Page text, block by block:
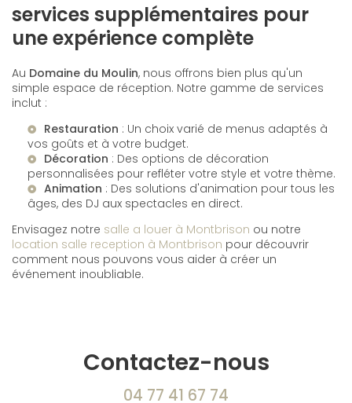
services supplémentaires pour
une expérience complète
Au Domaine du Moulin, nous offrons bien plus qu'un
simple espace de réception. Notre gamme de services
inclut :
Restauration : Un choix varié de menus adaptés à
vos goûts et à votre budget.
Décoration : Des options de décoration
personnalisées pour refléter votre style et votre thème.
Animation : Des solutions d'animation pour tous les
âges, des DJ aux spectacles en direct.
Envisagez notre salle a louer à Montbrison ou notre
location salle reception à Montbrison pour découvrir
comment nous pouvons vous aider à créer un
événement inoubliable.
Contactez-nous
04 77 41 67 74